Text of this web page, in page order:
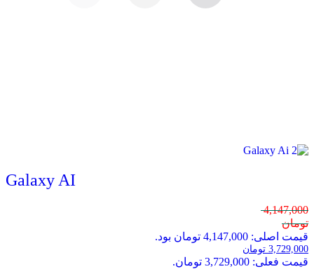
Galaxy AI
4,147,000
تومان
قیمت اصلی: 4,147,000 تومان بود.
3,729,000 تومان
قیمت فعلی: 3,729,000 تومان.